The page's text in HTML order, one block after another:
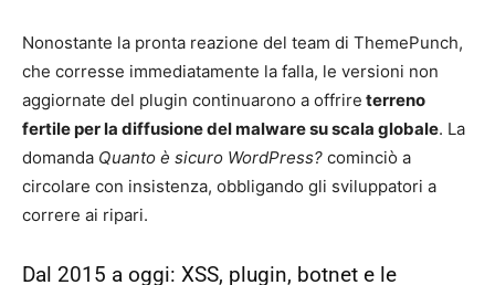
Nonostante la pronta reazione del team di ThemePunch,
che corresse immediatamente la falla, le versioni non
aggiornate del plugin continuarono a offrire terreno
fertile per la diffusione del malware su scala globale. La
domanda Quanto è sicuro WordPress? cominciò a
circolare con insistenza, obbligando gli sviluppatori a
correre ai ripari.
Dal 2015 a oggi: XSS, plugin, botnet e le